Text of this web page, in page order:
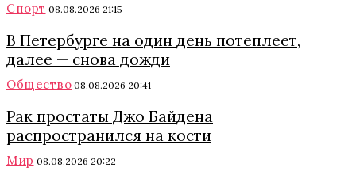
Спорт 08.08.2026 21:15
В Петербурге на один день потеплеет,
далее — снова дожди
Общество 08.08.2026 20:41
Рак простаты Джо Байдена
распространился на кости
Мир 08.08.2026 20:22